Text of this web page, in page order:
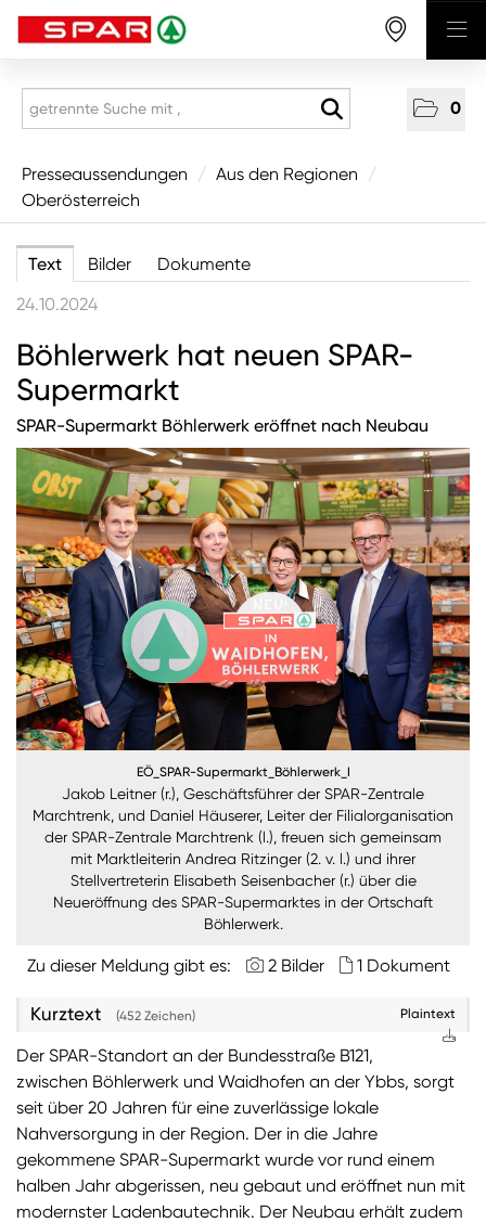
0
Presseaussendungen
National
Aus den Regionen
Vorarlberg
Salzburg
Oberösterreich
Niederösterreich
Wien
Burgenland
Steiermark
Kärnten
Unternehmen
Nachhaltigkeit
Sie wollen unsere aktuellen Medienmitteilungen
automatisch per E-Mail erhalten? Dann tragen Sie
einfach Ihre Daten in unseren Presseverteilerein
(Bitte beachten Sie, dass der Presseverteiler
ausschließlich für Medienkontakte und nicht für
Privatpersonen gedacht ist):
Sie wollen Informationen über aktuelle Aktionen,
erhalten? Dann melden Sie sich zumSPAR
Newsletteran:
Zum SPAR Newsletter
Presseaussendungen / Aus den Regionen
/
Oberösterreich
Text Bilder
Dokumente
24.10.2024
Böhlerwerk hat neuen SPAR-
Supermarkt
SPAR-Supermarkt Böhlerwerk eröffnet nach Neubau
EÖ_SPAR-Supermarkt_Böhlerwerk_I
Jakob Leitner (r.), Geschäftsführer der SPAR-Zentrale
Marchtrenk, und Daniel Häuserer, Leiter der Filialorganisation
der SPAR-Zentrale Marchtrenk (l.), freuen sich gemeinsam
mit Marktleiterin Andrea Ritzinger (2. v. l.) und ihrer
Stellvertreterin Elisabeth Seisenbacher (r.) über die
Neueröffnung des SPAR-Supermarktes in der Ortschaft
Böhlerwerk.
Zu dieser Meldung gibt es: 2 Bilder 1 Dokument
Kurztext (452 Zeichen) Plaintext
Der SPAR-Standort an der Bundesstraße B121,
zwischen Böhlerwerk und Waidhofen an der Ybbs, sorgt
seit über 20 Jahren für eine zuverlässige lokale
Nahversorgung in der Region. Der in die Jahre
gekommene SPAR-Supermarkt wurde vor rund einem
halben Jahr abgerissen, neu gebaut und eröffnet nun mit
modernster Ladenbautechnik. Der Neubau erhält zudem